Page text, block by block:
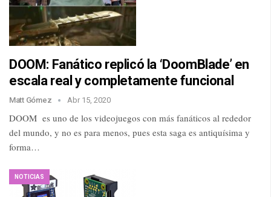
DOOM: Fanático replicó la ‘DoomBlade’ en
escala real y completamente funcional
Matt Gómez Abr 15, 2020
DOOM es uno de los videojuegos con más fanáticos al rededor
del mundo, y no es para menos, pues esta saga es antiquísima y
forma…
NOTICIAS